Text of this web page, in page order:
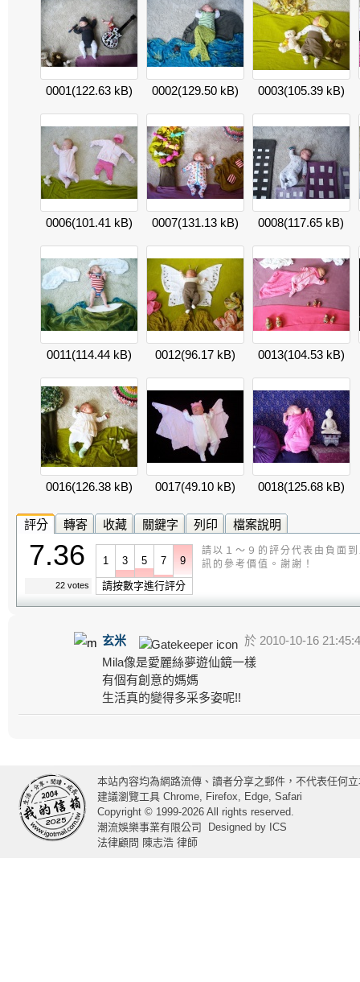
0001(122.63 kB) 0002(129.50 kB) 0003(105.39 kB)
0006(101.41 kB) 0007(131.13 kB) 0008(117.65 kB)
0011(114.44 kB) 0012(96.17 kB) 0013(104.53 kB)
0016(126.38 kB) 0017(49.10 kB) 0018(125.68 kB)
評分 轉寄 收藏 關鍵字 列印 檔案說明
7.36
22 votes
1 3 5 7 9
請按數字進行評分
請以１～９的評分代表由負面
訊的參考價值。謝謝！
玄米
於 2010-10-16
Mila像是愛麗絲夢遊仙鏡一樣
有個有創意的媽媽
生活真的變得多采多姿呢!!
本站內容均為網路流傳、讀者分享之郵件，不代表任何
建議瀏覽工具 Chrome, Firefox, Edge, Safari
Copyright © 1999-2026 All rights reserved.
潮流娛樂事業有限公司
Designed by ICS
法律顧問 陳志浩 律師